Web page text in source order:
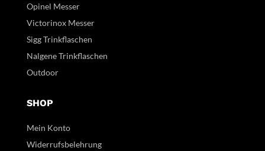
Opinel Messer
Victorinox Messer
Sigg Trinkflaschen
Nalgene Trinkflaschen
Outdoor
SHOP
Mein Konto
Widerrufsbelehrung